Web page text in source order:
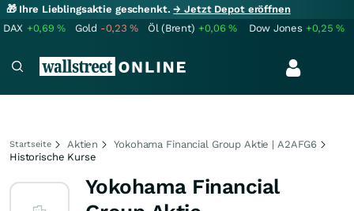
🎁 Ihre Lieblingsaktie geschenkt.→ Jetzt Depot eröffnen
DAX +0,69% Gold -0,23% Öl (Brent) +0,06% Dow Jones +0,25%
Startseite Aktien
Yokohama Financial Group Aktie | A2AFG6
Historische Kurse
Yokohama Financial